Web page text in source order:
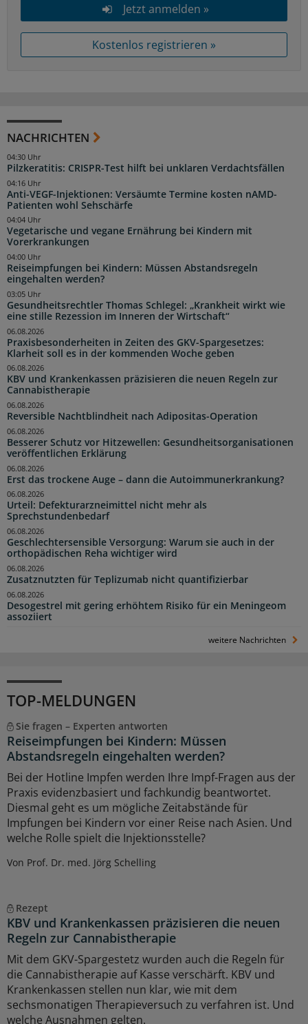
Jetzt anmelden »
Kostenlos registrieren »
NACHRICHTEN
Pilzkeratitis: CRISPR-Test hilft bei unklaren Verdachtsfällen
04:30 Uhr
Anti-VEGF-Injektionen: Versäumte Termine kosten nAMD-
Patienten wohl Sehschärfe
04:16 Uhr
Vegetarische und vegane Ernährung bei Kindern mit
Vorerkrankungen
04:04 Uhr
Reiseimpfungen bei Kindern: Müssen Abstandsregeln
eingehalten werden?
04:00 Uhr
Gesundheitsrechtler Thomas Schlegel: „Krankheit wirkt wie
eine stille Rezession im Inneren der Wirtschaft“
03:05 Uhr
Praxisbesonderheiten in Zeiten des GKV-Spargesetzes:
Klarheit soll es in der kommenden Woche geben
06.08.2026
KBV und Krankenkassen präzisieren die neuen Regeln zur
Cannabistherapie
06.08.2026
Reversible Nachtblindheit nach Adipositas-Operation
06.08.2026
Besserer Schutz vor Hitzewellen: Gesundheitsorganisationen
veröffentlichen Erklärung
06.08.2026
Erst das trockene Auge – dann die Autoimmunerkrankung?
06.08.2026
Urteil: Defekturarzneimittel nicht mehr als
Sprechstundenbedarf
06.08.2026
Geschlechtersensible Versorgung: Warum sie auch in der
orthopädischen Reha wichtiger wird
06.08.2026
Zusatznutzten für Teplizumab nicht quantifizierbar
06.08.2026
Desogestrel mit gering erhöhtem Risiko für ein Meningeom
assoziiert
06.08.2026
weitere Nachrichten
TOP-MELDUNGEN
Sie fragen – Experten antworten
Reiseimpfungen bei Kindern: Müssen
Abstandsregeln eingehalten werden?
Bei der Hotline Impfen werden Ihre Impf-Fragen aus der
Praxis evidenzbasiert und fachkundig beantwortet.
Diesmal geht es um mögliche Zeitabstände für
Impfungen bei Kindern vor einer Reise nach Asien. Und
welche Rolle spielt die Injektionsstelle?
Von Prof. Dr. med. Jörg Schelling
Rezept
KBV und Krankenkassen präzisieren die neuen
Regeln zur Cannabistherapie
Mit dem GKV-Spargestetz wurden auch die Regeln für
die Cannabistherapie auf Kasse verschärft. KBV und
Krankenkassen stellen nun klar, wie mit dem
sechsmonatigen Therapieversuch zu verfahren ist. Und
welche Ausnahmen gelten.